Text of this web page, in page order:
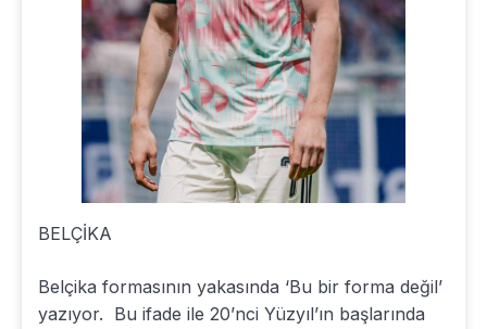
BELÇİKA
Belçika formasının yakasında ‘Bu bir forma değil’
yazıyor. Bu ifade ile 20’nci Yüzyıl’ın başlarında